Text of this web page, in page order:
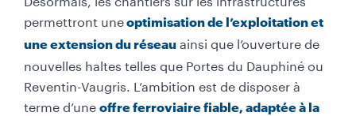
permettront uneoptimisation de l’exploitation et
une extension du réseau ainsi que l’ouverture de
nouvelles haltes telles que Portes du Dauphiné ou
Reventin-Vaugris. L’ambition est de disposer à
terme d’une offre ferroviaire fiable, adaptée à la